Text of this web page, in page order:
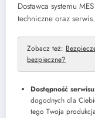
Dostawca systemu
techniczne oraz
Zobacz też:
bezpieczne?
Dostępność
dogodnych dla
tego Twoja